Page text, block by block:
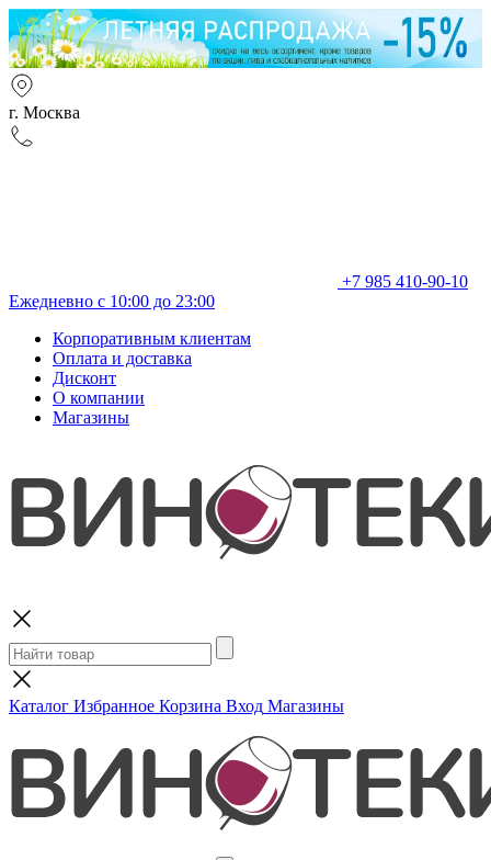
г. Москва
+7 985 410-90-10
Ежедневно с 10:00 до 23:00
Корпоративным клиентам
Оплата и доставка
Дисконт
О компании
Магазины
Каталог Избранное Корзина Вход Магазины